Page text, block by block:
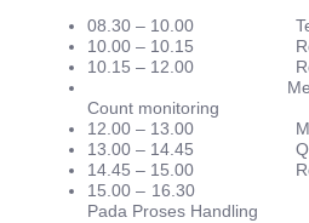
08.30 – 10.00 Teknik
10.00 – 10.15
10.15 – 12.00
Menentukan
Count monitoring
12.00 – 13.00
13.00 – 14.45 QHSE
14.45 – 15.00
15.00 – 16.30
Pada Proses Handling